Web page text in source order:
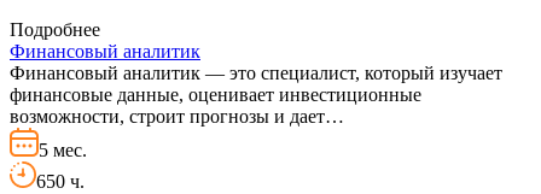
Подробнее
Финансовый аналитик
Финансовый аналитик — это специалист, который изучает
финансовые данные, оценивает инвестиционные
возможности, строит прогнозы и дает…
5 мес.
650 ч.